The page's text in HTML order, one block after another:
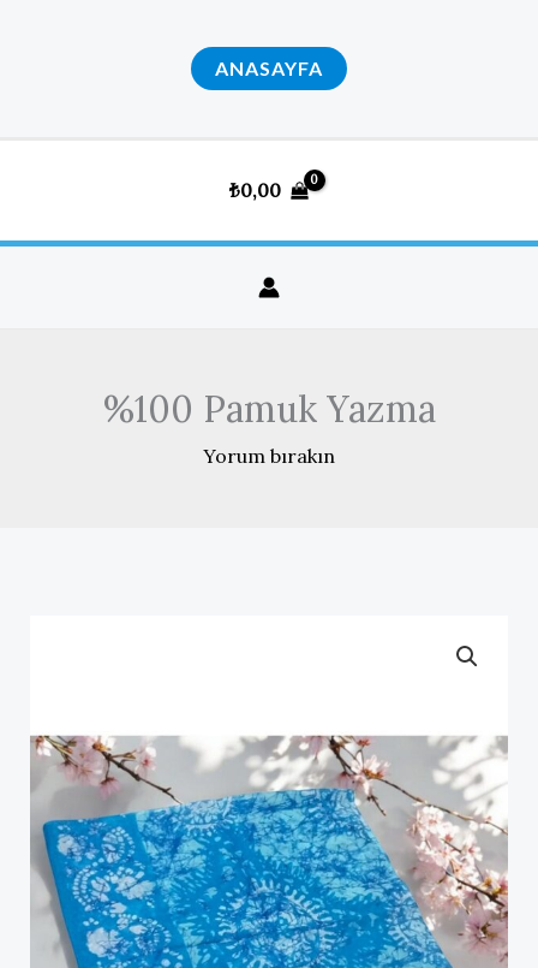
ANASAYFA
₺0,00
%100 Pamuk Yazma
Yorum bırakın